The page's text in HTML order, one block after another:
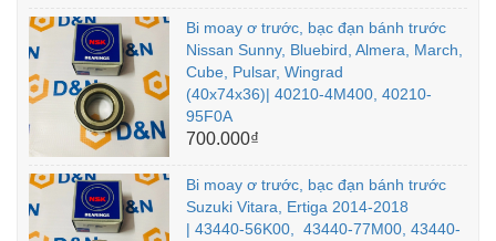
Bi moay ơ trước, bạc đạn bánh trước
Nissan Sunny, Bluebird, Almera, March,
Cube, Pulsar, Wingrad
(40x74x36)| 40210-4M400, 40210-
95F0A
700.000₫
Bi moay ơ trước, bạc đạn bánh trước
Suzuki Vitara, Ertiga 2014-2018
| 43440-56K00, 43440-77M00, 43440-